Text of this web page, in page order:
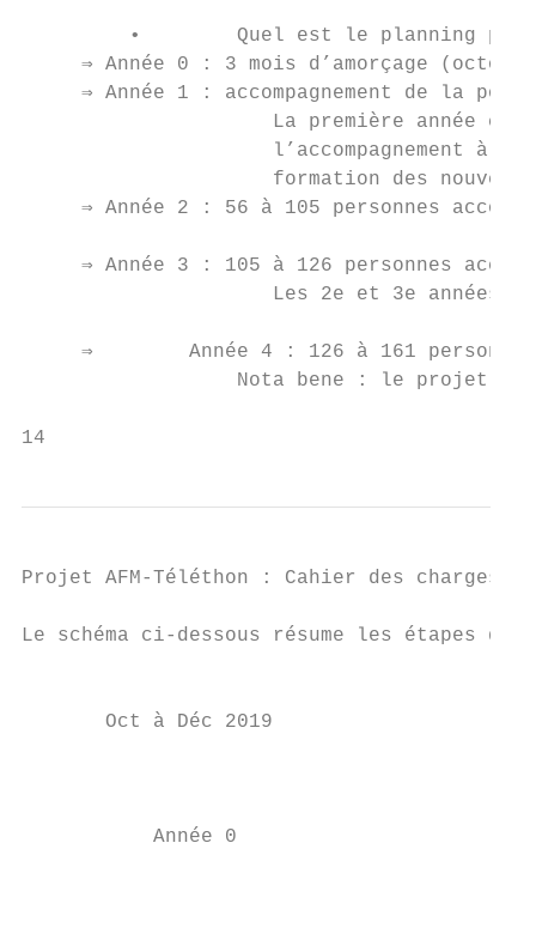
•        Quel est le planning
⇒ Année 0 : 3 mois d’amorçage
⇒ Année 1 : accompagnement de la
La première année
l’accompagnement à
formation des
⇒ Année 2 : 56 à 105 personnes
⇒ Année 3 : 105 à 126 personnes
Les 2e et 3e années
⇒        Année 4 : 126 à 161
Nota bene : le projet
14
Projet AFM-Téléthon : Cahier des charges -
Le schéma ci-dessous résume les étapes
Oct à Déc 2019
Année 0